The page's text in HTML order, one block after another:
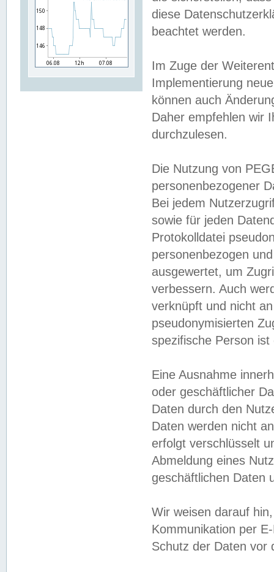
diese
beachtet werden.
Im Zuge der
Implementierung
können auch
Daher empfehlen wir
durchzulesen.
Die Nutzung von
personenbezogener
Bei jedem
sowie für jeden
Protokolldatei
personenbezogen
ausgewertet, um
verbessern. Auch
verknüpft und nicht
pseudonymisierten
spezifische Person
Eine Ausnahme
oder geschäftlicher
Daten durch den
Daten werden nicht
erfolgt verschlüsselt
Abmeldung eines
geschäftlichen Daten
Wir weisen darauf
Kommunikation per
Schutz der Daten vor